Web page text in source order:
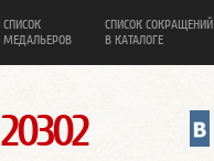
СПИСОК
МЕДАЛЬЕРОВ
СПИСОК СОКРАЩЕНИЙ
В КАТАЛОГЕ
20302